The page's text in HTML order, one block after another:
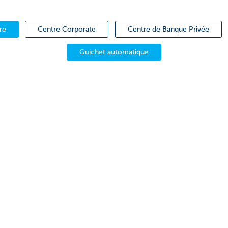
Centre Corporate Centre de Banque Privée
Guichet automatique